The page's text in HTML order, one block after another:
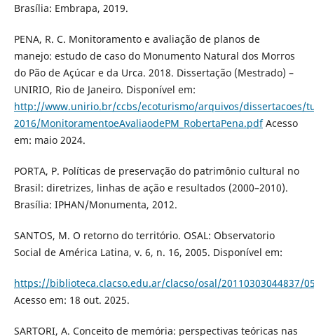
Brasília: Embrapa, 2019.
PENA, R. C. Monitoramento e avaliação de planos de
manejo: estudo de caso do Monumento Natural dos Morros
do Pão de Açúcar e da Urca. 2018. Dissertação (Mestrado) –
UNIRIO, Rio de Janeiro. Disponível em:
http://www.unirio.br/ccbs/ecoturismo/arquivos/dissertacoes/
2016/MonitoramentoeAvaliaodePM_RobertaPena.pdfAcesso
em: maio 2024.
PORTA, P. Políticas de preservação do patrimônio cultural no
Brasil: diretrizes, linhas de ação e resultados (2000–2010).
Brasília: IPHAN/Monumenta, 2012.
SANTOS, M. O retorno do território. OSAL: Observatorio
Social de América Latina, v. 6, n. 16, 2005. Disponível em:
https://biblioteca.clacso.edu.ar/clacso/osal/20110303044837/
Acesso em: 18 out. 2025.
SARTORI, A. Conceito de memória: perspectivas teóricas nas